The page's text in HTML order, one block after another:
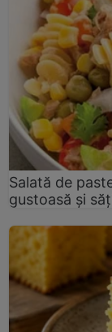
Salată de
gustoasă și